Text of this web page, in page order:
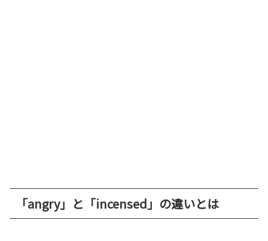
「angry」と「incensed」の違いとは